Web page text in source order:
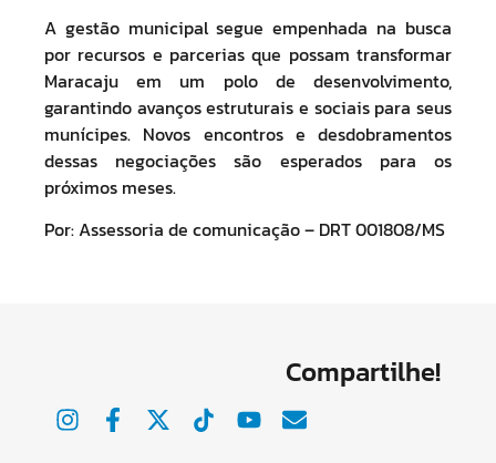
A gestão municipal segue empenhada na busca
por recursos e parcerias que possam transformar
Maracaju em um polo de desenvolvimento,
garantindo avanços estruturais e sociais para seus
munícipes. Novos encontros e desdobramentos
dessas negociações são esperados para os
próximos meses.
Por: Assessoria de comunicação – DRT 001808/MS
Compartilhe!